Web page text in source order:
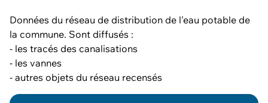
Données du réseau de distribution de l'eau potable de
la commune. Sont diffusés :
- les tracés des canalisations
- les vannes
- autres objets du réseau recensés